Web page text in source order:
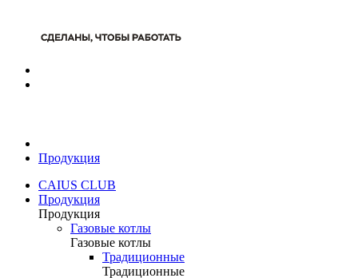
Продукция
CAIUS CLUB
Продукция
Продукция
Газовые котлы
Газовые котлы
Традиционные
Традиционные